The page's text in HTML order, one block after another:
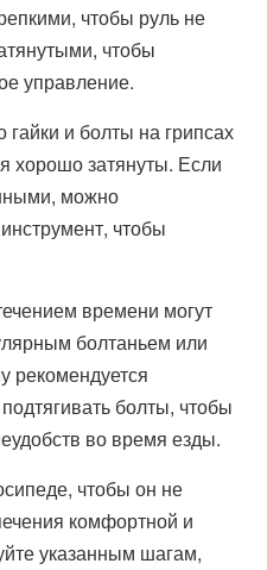
чтобы руль не
чтобы
управление.
гайки и болты на грипсах
хорошо затянуты. Если
можно
чтобы
времени могут
болтаньем или
рекомендуется
болты, чтобы
во время езды.
чтобы он не
комфортной и
указанным шагам,